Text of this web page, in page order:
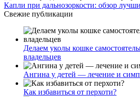
Капли при дальнозоркости: обзор
Свежие публикации
Делаем уколы кошке
владельцев
Ангина у детей — лечение и
Как избавиться от перхоти?